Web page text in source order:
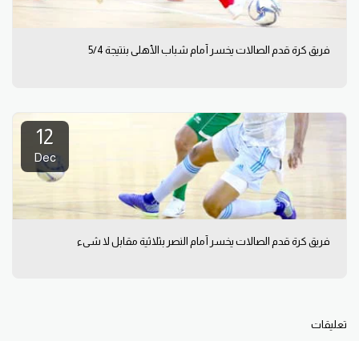
فريق كرة قدم الصالات يخسر أمام شباب الأهلي بنتيجة 5/4
12
Dec
فريق كرة قدم الصالات يخسر أمام النصر بثلاثية مقابل لا شيء
تعليقات